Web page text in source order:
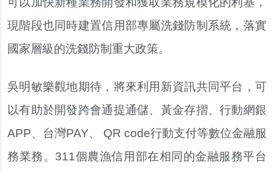
現階段也同時建置信用部專屬洗錢防制系統，落實
國家層級的洗錢防制重大政策。
吳明敏樂觀地期待，將來利用新資訊共同平台，可
以有助於開發跨會通提通儲、黃金存摺、行動網銀
APP、台灣PAY、 QR code行動支付等數位金融服
務業務。311個農漁信用部在相同的金融服務平台